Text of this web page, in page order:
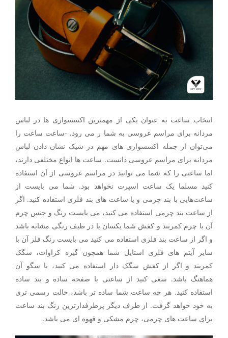
انتخاب ساعت به عنوان یکی از مهمترین اکسسواری ها در لباس
مردانه برای مراسم عروسی به شما ر می رود. -ساعت ساعت را
می‌توان از جمله اکسسواری های مهم در شیک نشان دادن لباس
مردانه برای مراسم عروسی دانست. ساعت ها انواع مختلفی دارند،
اما ساعتی را که شما می توانید در مراسم عروسی از آن استفاده
کنید مسلما یک ساعت اسپرت نخواهد بود. شما می بایست از
ساعت‌هایی با بند چرمی و یا ساعت های بند فلزی استفاده کنید. اگر
از ساعت بند چرمی استفاده می کنید، می بایست رنگ و جنس چرم
آن با چرم کمربند و کفش شما یکسان یا در طیف رنگی مشابه باشد
و اگر از ساعت بند فلزی استفاده می کنید می بایست رنگ فلز آن با
سایر آیتم های فلزی استایل شما همچون گیره کراوات، سگک
کمربند و اگر از کفش سگک دار استفاده می کنید، با سگو آن
هماهنگ باشد. سعی کنید از ساعتی با صفحه ساده و بند ساده
استفاده کنید. هر چه ساعت شما ساده تر باشد، حالت رسمی تری
به خود خواهد گرفت. از طرف دیگر پرطرفدارترین رنگ بند ساعت
برای ساعت های چرمی، چرم مشکی و قهوه ای می باشد.